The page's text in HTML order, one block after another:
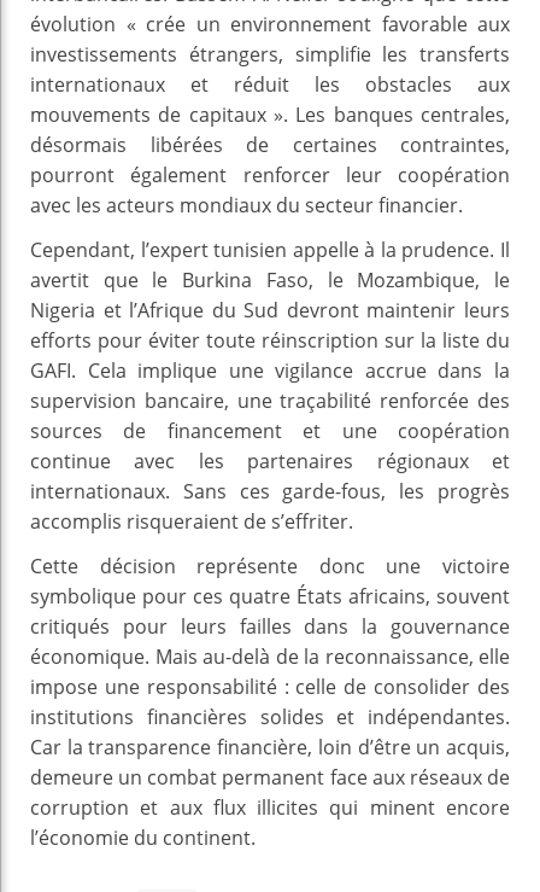
évolution « crée un environnement favorable aux
investissements étrangers, simplifie les transferts
internationaux et réduit les obstacles aux
mouvements de capitaux ». Les banques centrales,
désormais libérées de certaines contraintes,
pourront également renforcer leur coopération
avec les acteurs mondiaux du secteur financier.
Cependant, l’expert tunisien appelle à la prudence. Il
avertit que le Burkina Faso, le Mozambique, le
Nigeria et l’Afrique du Sud devront maintenir leurs
efforts pour éviter toute réinscription sur la liste du
GAFI. Cela implique une vigilance accrue dans la
supervision bancaire, une traçabilité renforcée des
sources de financement et une coopération
continue avec les partenaires régionaux et
internationaux. Sans ces garde-fous, les progrès
accomplis risqueraient de s’effriter.
Cette décision représente donc une victoire
symbolique pour ces quatre États africains, souvent
critiqués pour leurs failles dans la gouvernance
économique. Mais au-delà de la reconnaissance, elle
impose une responsabilité : celle de consolider des
institutions financières solides et indépendantes.
Car la transparence financière, loin d’être un acquis,
demeure un combat permanent face aux réseaux de
corruption et aux flux illicites qui minent encore
l’économie du continent.